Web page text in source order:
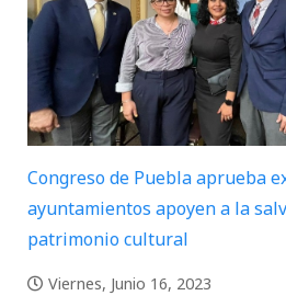
Congreso de Puebla aprueba
ayuntamientos apoyen a la
patrimonio cultural
Viernes, Junio 16, 2023